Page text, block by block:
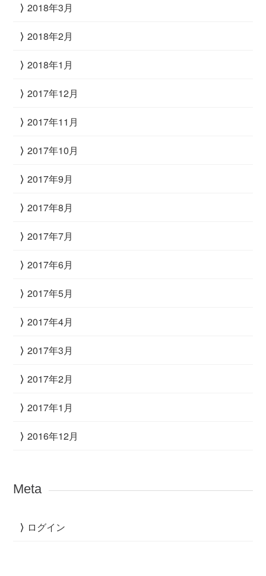
2018年3月
2018年2月
2018年1月
2017年12月
2017年11月
2017年10月
2017年9月
2017年8月
2017年7月
2017年6月
2017年5月
2017年4月
2017年3月
2017年2月
2017年1月
2016年12月
Meta
ログイン